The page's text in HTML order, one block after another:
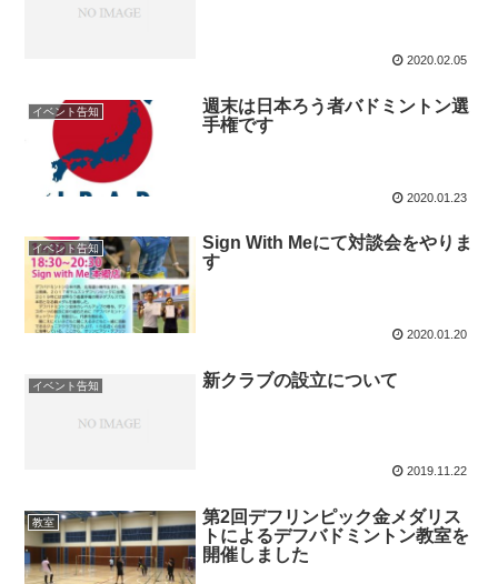
2020.02.05
イベント告知
週末は日本ろう者バドミントン選
手権です
2020.01.23
イベント告知
Sign With Meにて対談会をやりま
す
2020.01.20
イベント告知 新クラブの設立について
2019.11.22
教室
第2回デフリンピック金メダリス
トによるデフバドミントン教室を
開催しました